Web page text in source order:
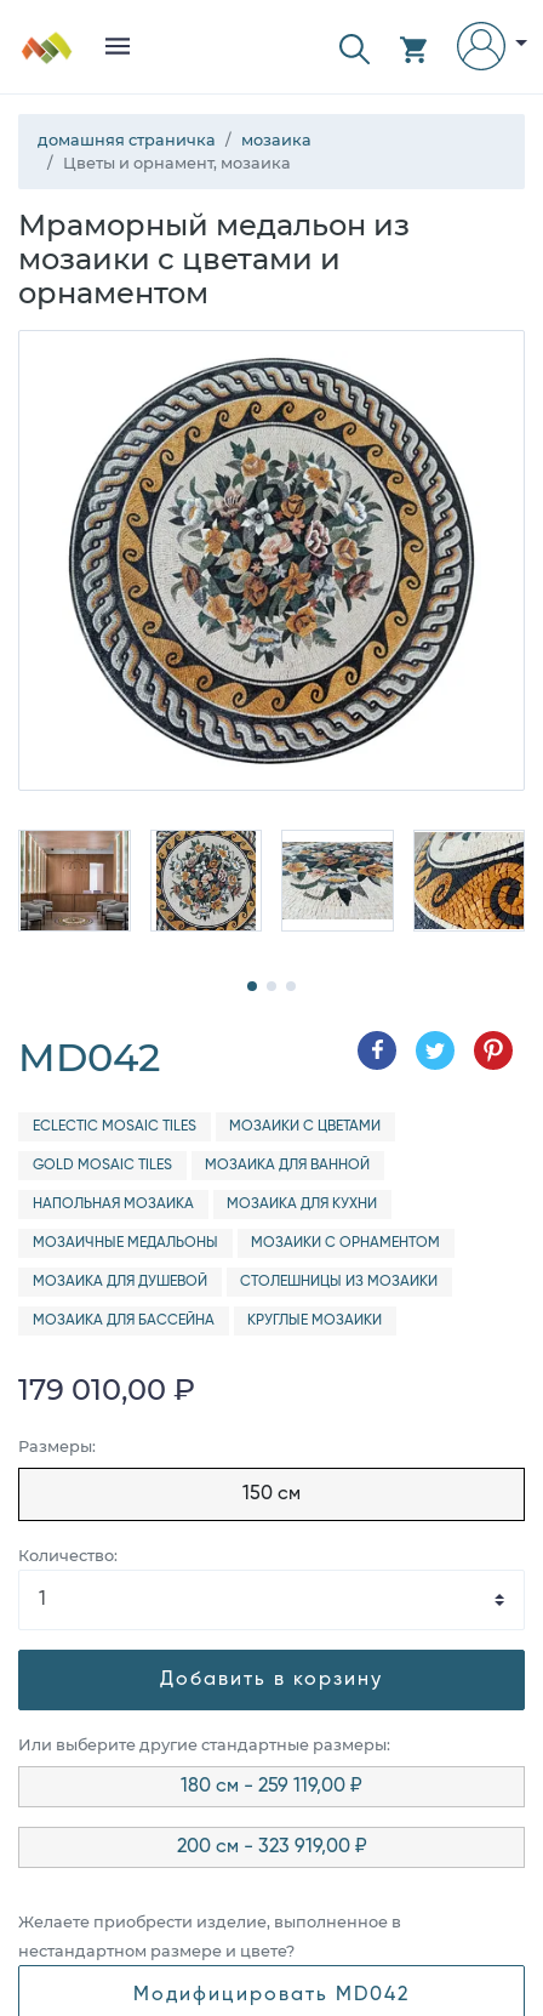
домашняя страничка
мозаика
Цветы и орнамент, мозаика
Мраморный медальон из
мозаики с цветами и
орнаментом
MD042
ECLECTIC MOSAIC TILES МОЗАИКИ С ЦВЕТАМИ
GOLD MOSAIC TILES МОЗАИКА ДЛЯ ВАННОЙ
НАПОЛЬНАЯ МОЗАИКА МОЗАИКА ДЛЯ КУХНИ
МОЗАИЧНЫЕ МЕДАЛЬОНЫ МОЗАИКИ С ОРНАМЕНТОМ
МОЗАИКА ДЛЯ ДУШЕВОЙ СТОЛЕШНИЦЫ ИЗ МОЗАИКИ
МОЗАИКА ДЛЯ БАССЕЙНА КРУГЛЫЕ МОЗАИКИ
179 010,00 ₽
Размеры:
150 см
Количество:
Добавить в корзину
Или выберите другие стандартные размеры:
180 см - 259 119,00 ₽
200 см - 323 919,00 ₽
Желаете приобрести изделие, выполненное в
нестандартном размере и цвете?
Модифицировать MD042